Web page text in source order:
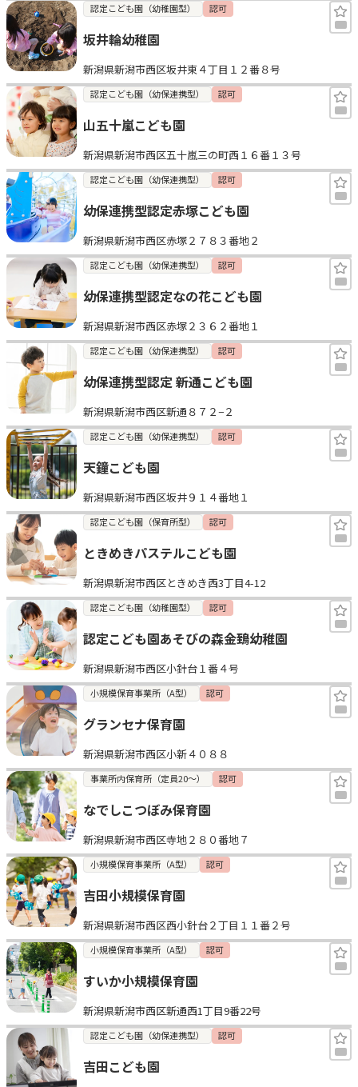
認定こども園（幼稚園型） 認可
坂井輪幼稚園
新潟県新潟市西区坂井東４丁目１２番８号
認定こども園（幼保連携型） 認可
山五十嵐こども園
新潟県新潟市西区五十嵐三の町西１６番１３号
認定こども園（幼保連携型） 認可
幼保連携型認定赤塚こども園
新潟県新潟市西区赤塚２７８３番地２
認定こども園（幼保連携型） 認可
幼保連携型認定なの花こども園
新潟県新潟市西区赤塚２３６２番地１
認定こども園（幼保連携型） 認可
幼保連携型認定 新通こども園
新潟県新潟市西区新通８７２−２
認定こども園（幼保連携型） 認可
天鐘こども園
新潟県新潟市西区坂井９１４番地１
認定こども園（保育所型） 認可
ときめきパステルこども園
新潟県新潟市西区ときめき西3丁目4-12
認定こども園（幼稚園型） 認可
認定こども園あそびの森金鵄幼稚園
新潟県新潟市西区小針台１番４号
小規模保育事業所（A型） 認可
グランセナ保育園
新潟県新潟市西区小新４０８８
事業所内保育所（定員20～） 認可
なでしこつぼみ保育園
新潟県新潟市西区寺地２８０番地７
小規模保育事業所（A型） 認可
吉田小規模保育園
新潟県新潟市西区西小針台２丁目１１番２号
小規模保育事業所（A型） 認可
すいか小規模保育園
新潟県新潟市西区新通西1丁目9番22号
認定こども園（幼保連携型） 認可
吉田こども園